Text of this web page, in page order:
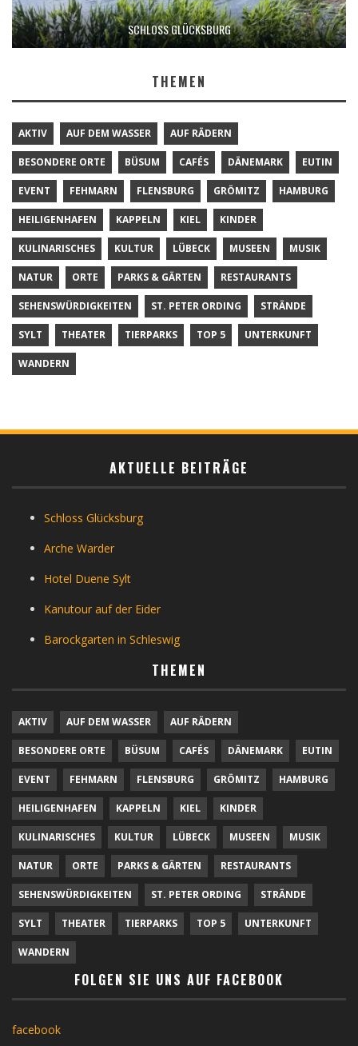
SCHLOSS GLÜCKSBURG
THEMEN
AKTIV AUF DEM WASSER AUF RÄDERN
BESONDERE ORTE BÜSUM CAFÉS DÄNEMARK EUTIN
EVENT FEHMARN FLENSBURG GRÖMITZ HAMBURG
HEILIGENHAFEN KAPPELN KIEL KINDER
KULINARISCHES KULTUR LÜBECK MUSEEN MUSIK
NATUR ORTE PARKS & GÄRTEN RESTAURANTS
SEHENSWÜRDIGKEITEN ST. PETER ORDING STRÄNDE
SYLT THEATER TIERPARKS TOP 5 UNTERKUNFT
WANDERN
AKTUELLE BEITRÄGE
Schloss Glücksburg
Arche Warder
Hotel Duene Sylt
Kanutour auf der Eider
Barockgarten in Schleswig
THEMEN
AKTIV AUF DEM WASSER AUF RÄDERN
BESONDERE ORTE BÜSUM CAFÉS DÄNEMARK EUTIN
EVENT FEHMARN FLENSBURG GRÖMITZ HAMBURG
HEILIGENHAFEN KAPPELN KIEL KINDER
KULINARISCHES KULTUR LÜBECK MUSEEN MUSIK
NATUR ORTE PARKS & GÄRTEN RESTAURANTS
SEHENSWÜRDIGKEITEN ST. PETER ORDING STRÄNDE
SYLT THEATER TIERPARKS TOP 5 UNTERKUNFT
WANDERN
FOLGEN SIE UNS AUF FACEBOOK
facebook